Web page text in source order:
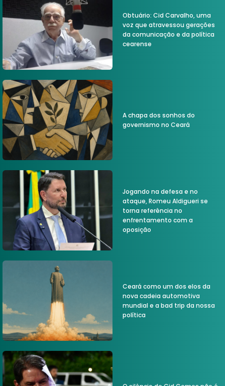
Obtuário: Cid Carvalho, uma
voz que atravessou gerações
da comunicação e da política
cearense
A chapa dos sonhos do
governismo no Ceará
Jogando na defesa e no
ataque, Romeu Aldigueri se
torna referência no
enfrentamento com a
oposição
Ceará como um dos elos da
nova cadeia automotiva
mundial e a bad trip da nossa
política